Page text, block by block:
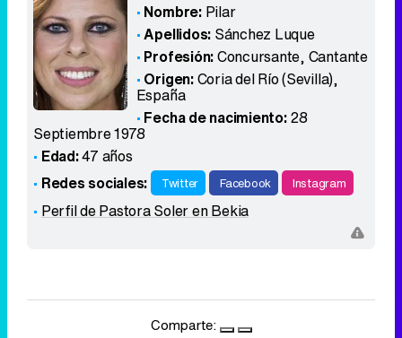
Nombre: Pilar
Apellidos: Sánchez Luque
Profesión:Concursante, Cantante
Origen:Coria del Río (Sevilla),
España
Fecha de nacimiento:28
Septiembre 1978
Edad:47 años
Redes sociales:
Twitter Facebook Instagram
Perfil de Pastora Soler en Bekia
Comparte: